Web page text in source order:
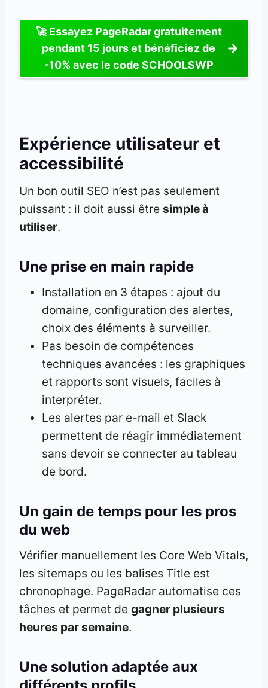
🚀 Essayez PageRadar gratuitement
pendant 15 jours et bénéficiez de
-10% avec le code SCHOOLSWP
Expérience utilisateur et
accessibilité
Un bon outil SEO n’est pas seulement
puissant : il doit aussi être simple à
utiliser.
Une prise en main rapide
Installation en 3 étapes : ajout du
domaine, configuration des alertes,
choix des éléments à surveiller.
Pas besoin de compétences
techniques avancées : les graphiques
et rapports sont visuels, faciles à
interpréter.
Les alertes par e-mail et Slack
permettent de réagir immédiatement
sans devoir se connecter au tableau
de bord.
Un gain de temps pour les pros
du web
Vérifier manuellement les Core Web Vitals,
les sitemaps ou les balises Title est
chronophage. PageRadar automatise ces
tâches et permet de gagner plusieurs
heures par semaine.
Une solution adaptée aux